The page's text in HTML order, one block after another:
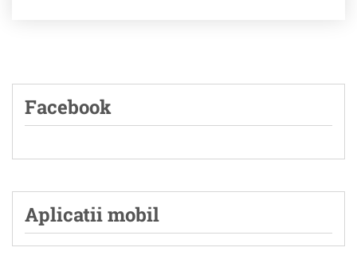
Facebook
Aplicatii mobil